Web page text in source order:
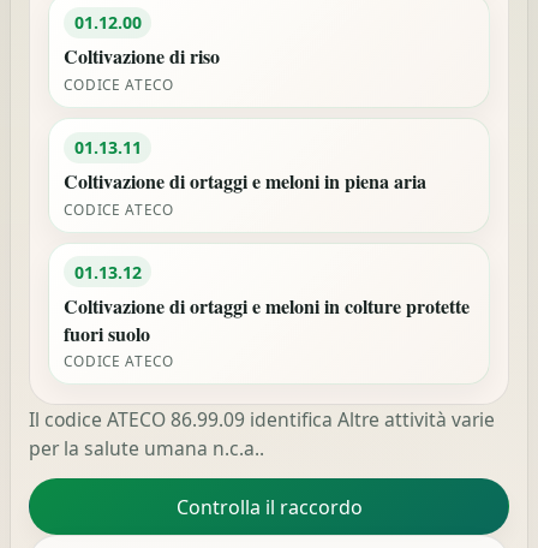
01.12.00
Coltivazione di riso
CODICE ATECO
01.13.11
Coltivazione di ortaggi e meloni in piena aria
CODICE ATECO
01.13.12
Coltivazione di ortaggi e meloni in colture protette
fuori suolo
CODICE ATECO
Il codice ATECO 86.99.09 identifica Altre attività varie
per la salute umana n.c.a..
Controlla il raccordo